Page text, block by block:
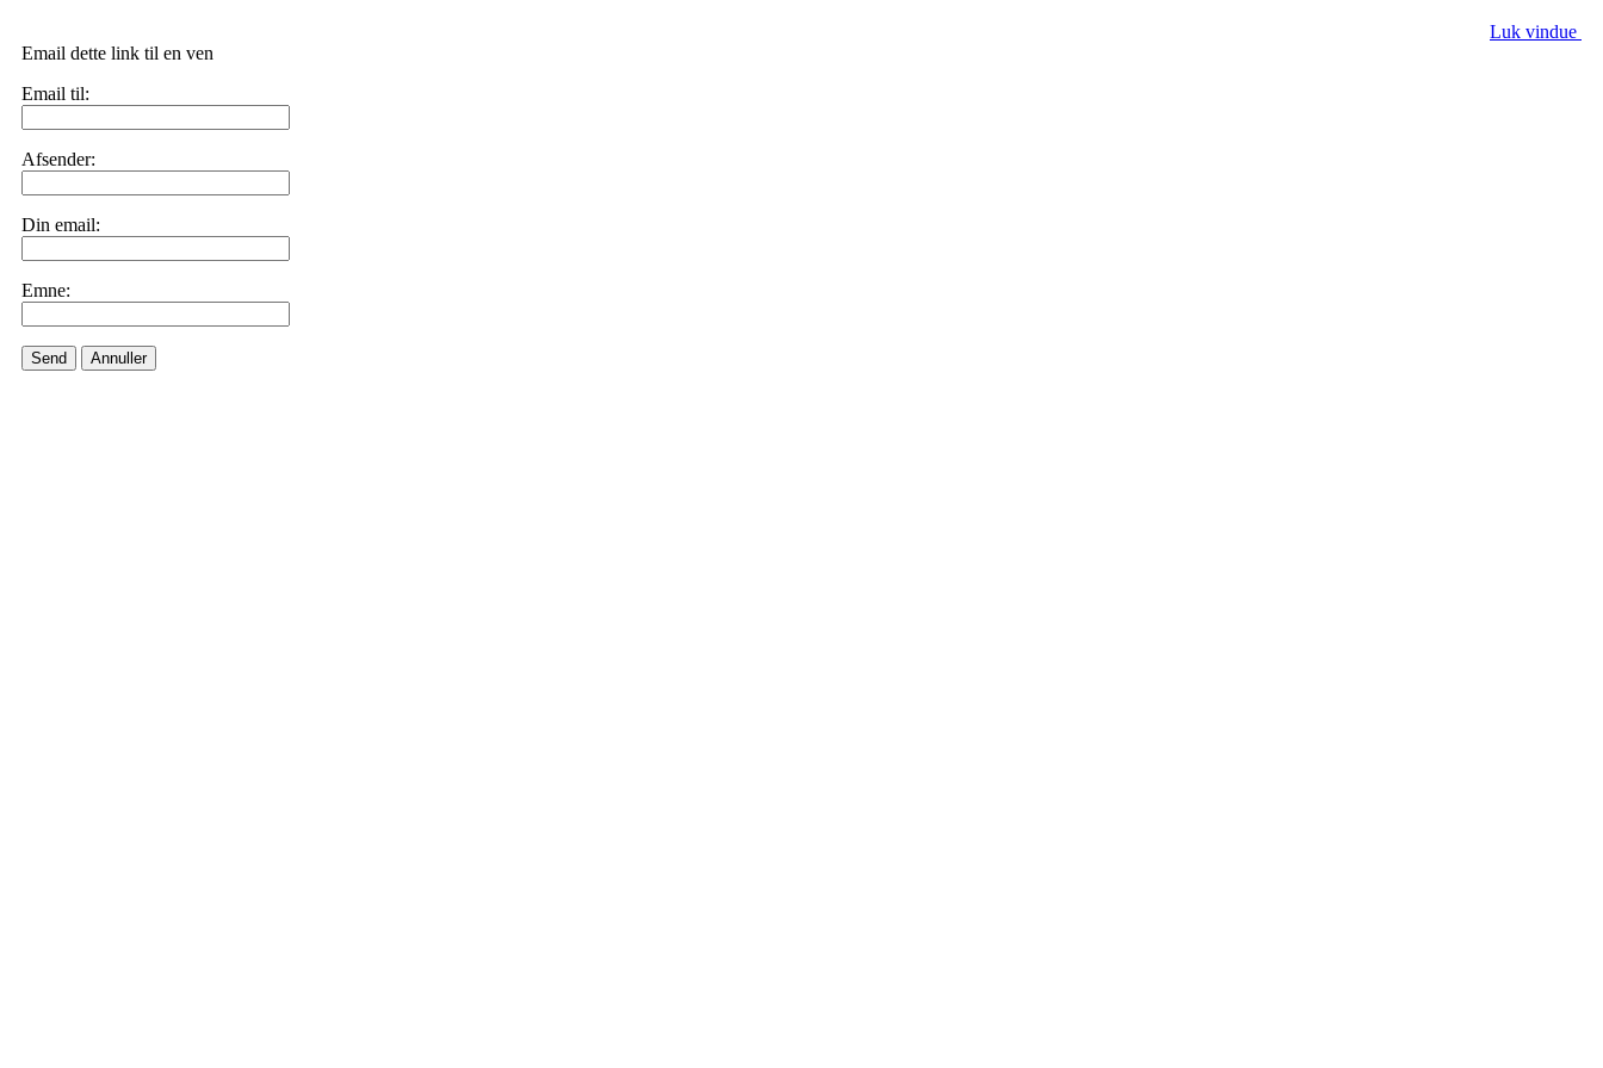
Luk vindue
Email dette link til en ven
Email til:
Afsender:
Din email:
Emne:
Send Annuller